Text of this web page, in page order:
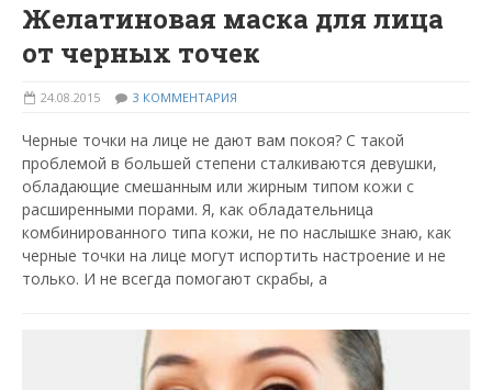
Желатиновая маска для лица
от черных точек
24.08.2015 3 КОММЕНТАРИЯ
Черные точки на лице не дают вам покоя? С такой
проблемой в большей степени сталкиваются девушки,
обладающие смешанным или жирным типом кожи с
расширенными порами. Я, как обладательница
комбинированного типа кожи, не по наслышке знаю, как
черные точки на лице могут испортить настроение и не
только. И не всегда помогают скрабы, а